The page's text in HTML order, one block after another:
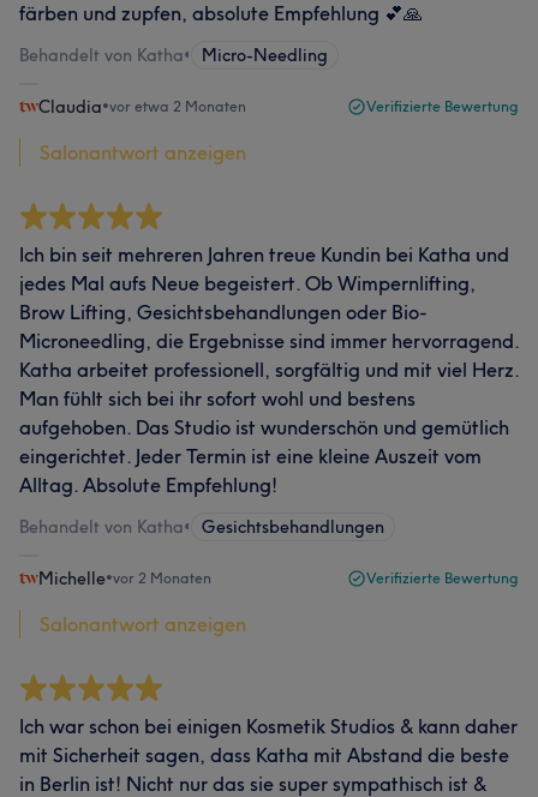
färben und zupfen, absolute Empfehlung 💕🙏
Behandelt von Katha• Micro-Needling
Claudia•vor etwa 2 Monaten Verifizierte Bewertung
Salonantwort anzeigen
Ich bin seit mehreren Jahren treue Kundin bei Katha und
jedes Mal aufs Neue begeistert. Ob Wimpernlifting,
Brow Lifting, Gesichtsbehandlungen oder Bio-
Microneedling, die Ergebnisse sind immer hervorragend.
Katha arbeitet professionell, sorgfältig und mit viel Herz.
Man fühlt sich bei ihr sofort wohl und bestens
aufgehoben. Das Studio ist wunderschön und gemütlich
eingerichtet. Jeder Termin ist eine kleine Auszeit vom
Alltag. Absolute Empfehlung!
Behandelt von Katha• Gesichtsbehandlungen
Michelle•vor 2 Monaten Verifizierte Bewertung
Salonantwort anzeigen
Ich war schon bei einigen Kosmetik Studios & kann daher
mit Sicherheit sagen, dass Katha mit Abstand die beste
in Berlin ist! Nicht nur das sie super sympathisch ist &